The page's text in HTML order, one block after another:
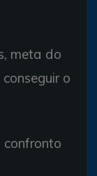
meta do
o
confronto
Cruz